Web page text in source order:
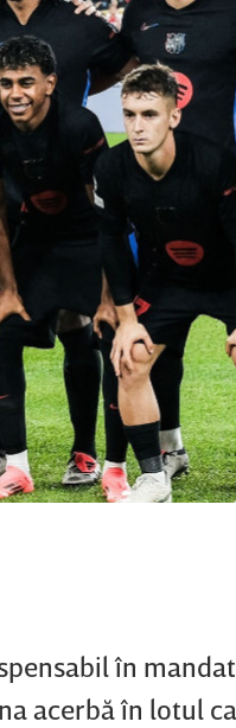
în
acerbă în lotul